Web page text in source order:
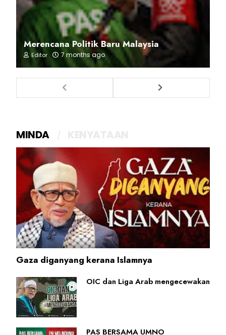
Merencana Politik Baru Malaysia
Editor 7 months ago
MINDA
Gaza diganyang kerana Islamnya
OIC dan Liga Arab mengecewakan
PAS BERSAMA UMNO